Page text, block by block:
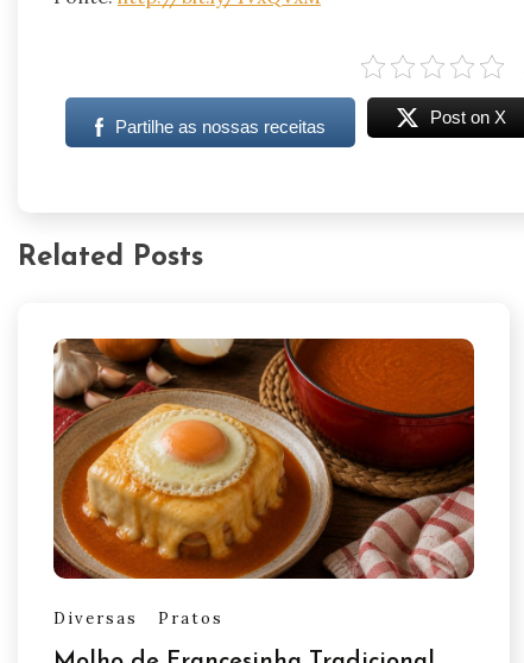
Partilhe as nossas receitas Post on X
Related Posts
Diversas Pratos